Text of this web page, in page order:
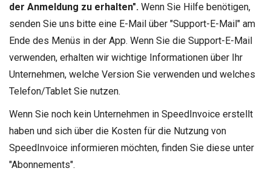
der Anmeldung zu erhalten". Wenn Sie Hilfe benötigen,
senden Sie uns bitte eine E-Mail über "Support-E-Mail" am
Ende des Menüs in der App. Wenn Sie die Support-E-Mail
verwenden, erhalten wir wichtige Informationen über Ihr
Unternehmen, welche Version Sie verwenden und welches
Telefon/Tablet Sie nutzen.
Wenn Sie noch kein Unternehmen in SpeedInvoice erstellt
haben und sich über die Kosten für die Nutzung von
SpeedInvoice informieren möchten, finden Sie diese unter
"Abonnements".